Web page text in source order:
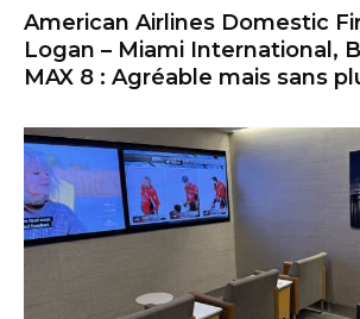
American Airlines Domestic
Logan – Miami International,
MAX 8 : Agréable mais sans